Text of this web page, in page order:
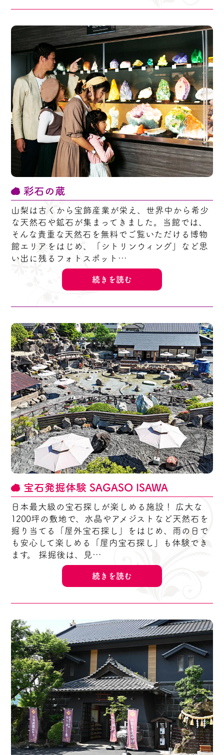
彩石の蔵
山梨は古くから宝飾産業が栄え、世界中から希少
な天然石や鉱石が集まってきました。当館では、
そんな貴重な天然石を無料でご覧いただける博物
館エリアをはじめ、「シトリンウィング」など思
い出に残るフォトスポット…
続きを読む
宝石発掘体験 SAGASO ISAWA
日本最大級の宝石探しが楽しめる施設！ 広大な
1200坪の敷地で、水晶やアメジストなど天然石を
掘り当てる「屋外宝石探し」をはじめ、雨の日で
も安心して楽しめる「屋内宝石探し」も体験でき
ます。 採掘後は、見…
続きを読む